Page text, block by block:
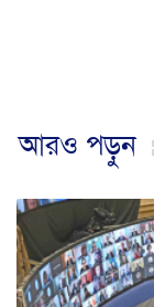
আরও পড়ুন